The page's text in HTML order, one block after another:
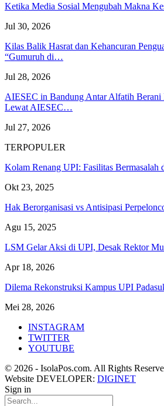
Ketika Media Sosial Mengubah Makna
Jul 30, 2026
Kilas Balik Hasrat dan Kehancuran
“Gumuruh di…
Jul 28, 2026
AIESEC in Bandung Antar Alfatih Berani
Lewat AIESEC…
Jul 27, 2026
TERPOPULER
Kolam Renang UPI: Fasilitas Bermasalah
Okt 23, 2025
Hak Berorganisasi vs Antisipasi
Agu 15, 2025
LSM Gelar Aksi di UPI, Desak Rektor
Apr 18, 2026
Dilema Rekonstruksi Kampus UPI
Mei 28, 2026
INSTAGRAM
TWITTER
YOUTUBE
© 2026 - IsolaPos.com. All Rights
Website DEVELOPER: DIGINET
Sign in